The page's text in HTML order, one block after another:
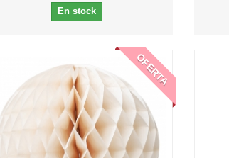
En stock
OFERTA